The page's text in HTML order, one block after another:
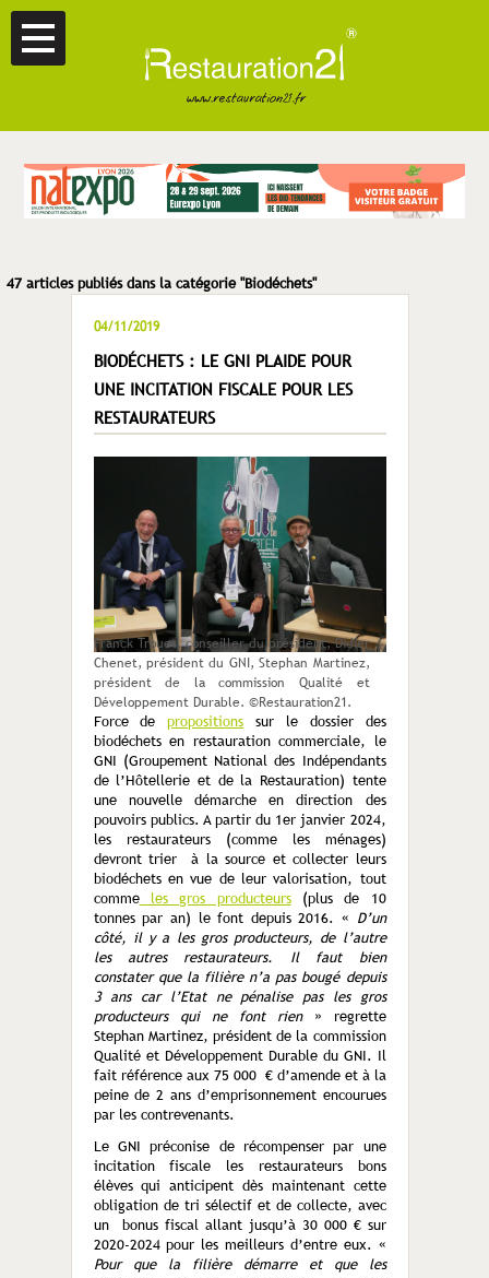
47 articles publiés dans la catégorie "Biodéchets"
04/11/2019
BIODÉCHETS : LE GNI PLAIDE POUR
UNE INCITATION FISCALE POUR LES
RESTAURATEURS
Franck Trouet, conseiller du président, Didier
Chenet, président du GNI, Stephan Martinez,
président de la commission Qualité et
Développement Durable. ©Restauration21.
Force depropositions sur le dossier des
biodéchets en restauration commerciale, le
GNI (Groupement National des Indépendants
de l’Hôtellerie et de la Restauration) tente
une nouvelle démarche en direction des
pouvoirs publics. A partir du 1er janvier 2024,
les restaurateurs (comme les ménages)
devront trier à la source et collecter leurs
biodéchets en vue de leur valorisation, tout
commeles gros producteurs(plus de 10
tonnes par an) le font depuis 2016. « D’un
côté, il y a les gros producteurs, de l’autre
les autres restaurateurs. Il faut bien
constater que la filière n’a pas bougé depuis
3 ans car l’Etat ne pénalise pas les gros
producteurs qui ne font rien» regrette
Stephan Martinez, président de la commission
Qualité et Développement Durable du GNI. Il
fait référence aux 75 000 € d’amende et à la
peine de 2 ans d’emprisonnement encourues
par les contrevenants.
Le GNI préconise de récompenser par une
incitation fiscale les restaurateurs bons
élèves qui anticipent dès maintenant cette
obligation de tri sélectif et de collecte, avec
un bonus fiscal allant jusqu’à 30 000 € sur
2020-2024 pour les meilleurs d’entre eux. «
Pour que la filière démarre et que les